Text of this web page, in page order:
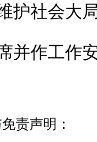
护社会大
作工作安
责声明：